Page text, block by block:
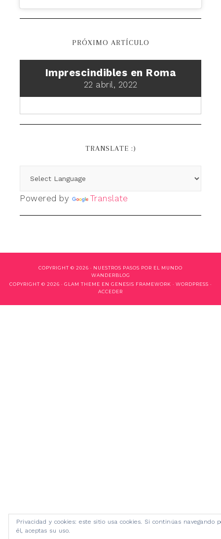
PRÓXIMO ARTÍCULO
Imprescindibles en Roma
22 abril, 2022
TRANSLATE :)
Powered by Translate
COPYRIGHT © 2026 · NUESTROS PASOS POR EL MUNDO
WANDERBLOG
COPYRIGHT © 2026 · GLAM THEME EN GENESIS FRAMEWORK · WORDPRESS ·
ACCEDER
Privacidad y cookies: este sitio usa cookies. Si continúas navegando
él, aceptas su uso.